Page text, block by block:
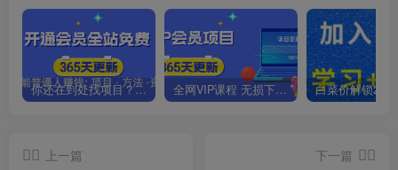
你还在到处找项目？还在当韭菜？我靠卖项目一个月收入5万+，曾经我也是个失败者。 全网VIP课程 无损下载~.~
上一篇
下一篇